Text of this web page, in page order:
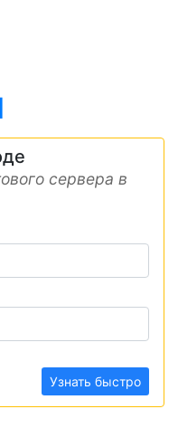
сервера в
Узнать быстро